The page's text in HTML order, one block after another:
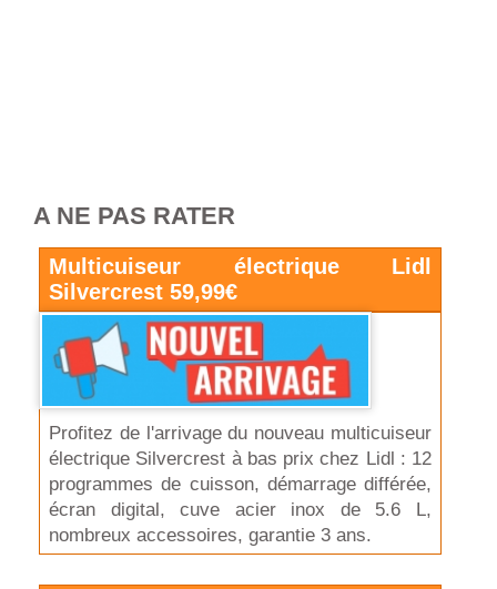
A NE PAS RATER
Multicuiseur électrique Lidl
Silvercrest 59,99€
Profitez de l'arrivage du nouveau multicuiseur
électrique Silvercrest à bas prix chez Lidl : 12
programmes de cuisson, démarrage différée,
écran digital, cuve acier inox de 5.6 L,
nombreux accessoires, garantie 3 ans.